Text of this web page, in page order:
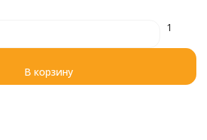
1
В корзину